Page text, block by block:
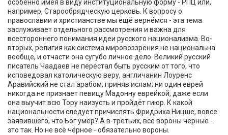
особенно имея в виду институциональную форму - РПЦ или,
например, Старообрядческую церковь. К вопросу о
православии и христианстве мы ещё вернёмся - эта тема
заслуживает отдельного рассмотрения и важна для
всестороннего понимания идеи русского национализма. Во-
вторых, религия как система мировоззрения не национальна
вообще, и отчасти она сугубо личное дело. Великий русский
писатель Чаадаев не перестал быть русским от того, что
исповедовал католическую веру, англичанин Лоуренс
Аравийский не стал арабом, приняв ислам; ни один еврей
никогда не признает певицу Мадонну еврейкой, даже если
она выучит всю Тору наизусть и пройдёт гиюр. К какой
национальности следует причислять Фридриха Ницше, вовсе
заявившего, что Бог умер? А в-третьих, все вороны чёрные -
это так. Но не всё чёрное - обязательно вороны.